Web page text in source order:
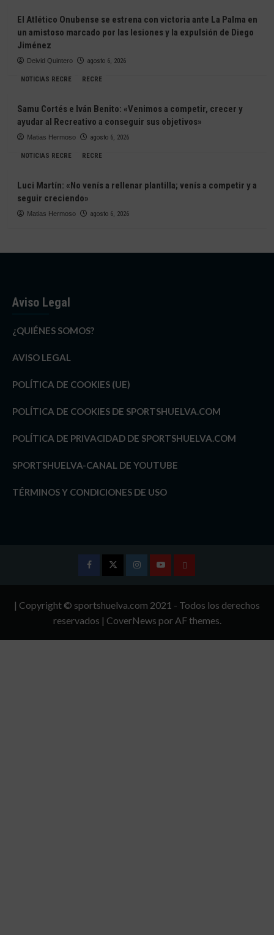
El Atlético Onubense se estrena con victoria ante La Palma en
un amistoso marcado por las lesiones y la expulsión de Diego
Jiménez
Deivid Quintero agosto 6, 2026
NOTICIAS RECRE RECRE
Samu Cortés e Iván Benito: «Venimos a competir, crecer y
ayudar al Recreativo a conseguir sus objetivos»
Matias Hermoso agosto 6, 2026
NOTICIAS RECRE RECRE
Luci Martín: «No venís a rellenar plantilla; venís a competir y a
seguir creciendo»
Matias Hermoso agosto 6, 2026
Aviso Legal
¿QUIÉNES SOMOS?
AVISO LEGAL
POLÍTICA DE COOKIES (UE)
POLÍTICA DE COOKIES DE SPORTSHUELVA.COM
POLÍTICA DE PRIVACIDAD DE SPORTSHUELVA.COM
SPORTSHUELVA-CANAL DE YOUTUBE
TÉRMINOS Y CONDICIONES DE USO
InstagramYoutubeTÉRMINOS
CONDICIONES
| Copyright © sportshuelva.com 2021 - Todos los derechos
reservados | CoverNews por AF themes.